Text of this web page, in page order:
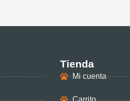
Tienda
Mi cuenta